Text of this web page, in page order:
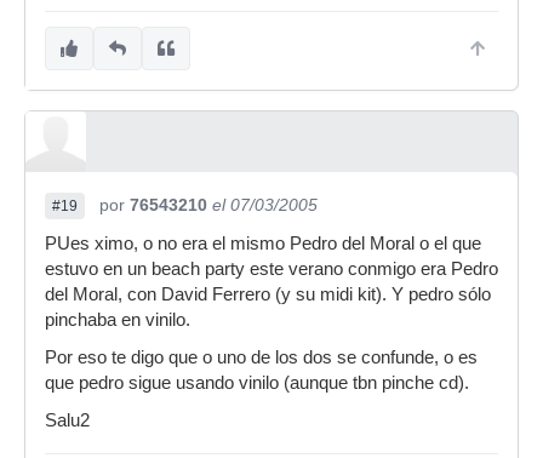
#19 por 76543210 el 07/03/2005
PUes ximo, o no era el mismo Pedro del Moral o el que
estuvo en un beach party este verano conmigo era Pedro
del Moral, con David Ferrero (y su midi kit). Y pedro sólo
pinchaba en vinilo.
Por eso te digo que o uno de los dos se confunde, o es
que pedro sigue usando vinilo (aunque tbn pinche cd).
Salu2